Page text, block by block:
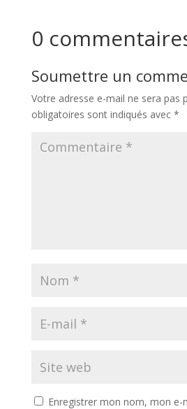
0
Soumettre un
Votre adresse e-mail ne sera pas
obligatoires sont indiqués avec *
Enregistrer mon nom, mon e-